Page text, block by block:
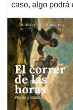
caso, algo podrá